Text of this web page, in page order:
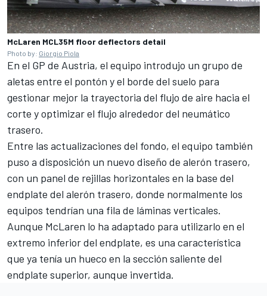
McLaren MCL35M floor deflectors detail
Photo by: Giorgio Piola
En el GP de Austria, el equipo introdujo un grupo de
aletas entre el pontón y el borde del suelo para
gestionar mejor la trayectoria del flujo de aire hacia el
corte y optimizar el flujo alrededor del neumático
trasero.
Entre las actualizaciones del fondo, el equipo también
puso a disposición un nuevo diseño de alerón trasero,
con un panel de rejillas horizontales en la base del
endplate del alerón trasero, donde normalmente los
equipos tendrían una fila de láminas verticales.
Aunque McLaren lo ha adaptado para utilizarlo en el
extremo inferior del endplate, es una característica
que ya tenía un hueco en la sección saliente del
endplate superior, aunque invertida.